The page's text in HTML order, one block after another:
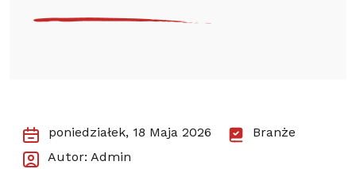
poniedziałek, 18 Maja 2026
Branże
Autor: Admin